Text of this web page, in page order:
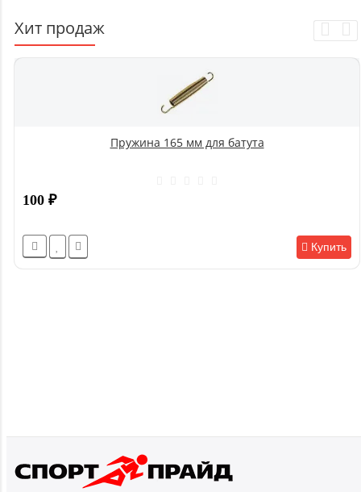
Хит продаж
Пружина 165 мм для батута
100 ₽
Купить